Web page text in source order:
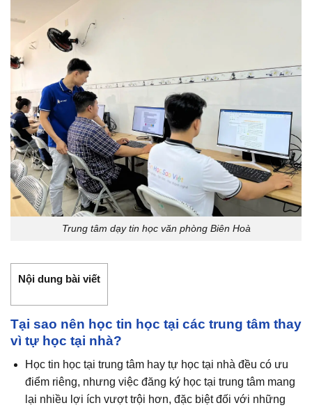
Trung tâm dạy tin học văn phòng Biên Hoà
Nội dung bài viết
Tại sao nên học tin học tại các trung tâm thay
vì tự học tại nhà?
Học tin học tại trung tâm hay tự học tại nhà đều có ưu
điểm riêng, nhưng việc đăng ký học tại trung tâm mang
lại nhiều lợi ích vượt trội hơn, đặc biệt đối với những